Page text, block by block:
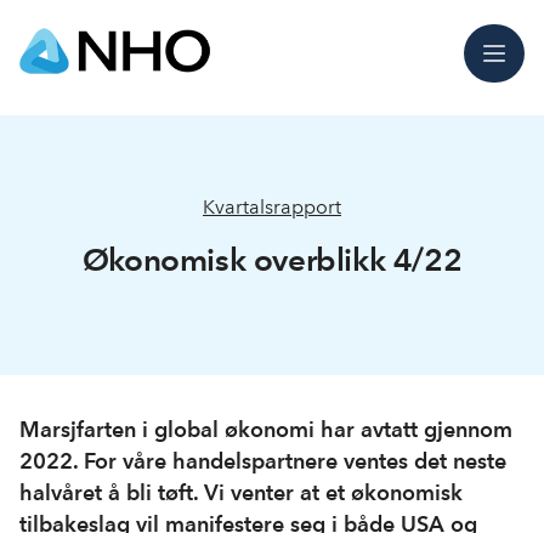
Meny
Kvartalsrapport
Økonomisk overblikk 4/22
Marsjfarten i global økonomi har avtatt gjennom
2022. For våre handelspartnere ventes det neste
halvåret å bli tøft. Vi venter at et økonomisk
tilbakeslag vil manifestere seg i både USA og